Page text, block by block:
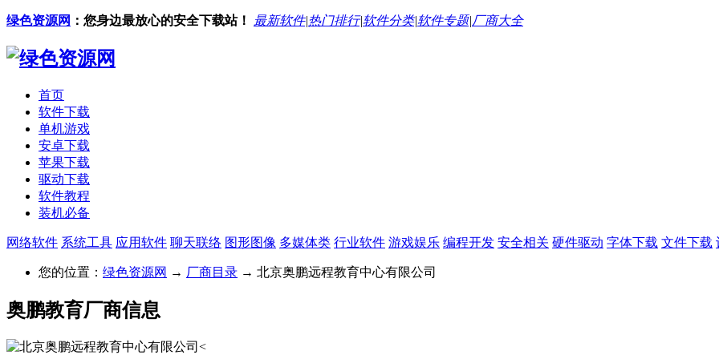
绿色资源网 ：您身边最放心的安全下载站！ 最新软件|热门排行|软件分类|软件专题|厂商大全
首页
软件下载
单机游戏
安卓下载
苹果下载
驱动下载
软件教程
装机必备
网络软件 系统工具 应用软件 聊天联络 图形图像 多媒体类 行业软件 游戏娱乐 编程开发 安全相关 硬件驱动 字体下载 文件下载
您的位置： 绿色资源网 → 厂商目录 → 北京奥鹏远程教育中心有限公司
奥鹏教育厂商信息